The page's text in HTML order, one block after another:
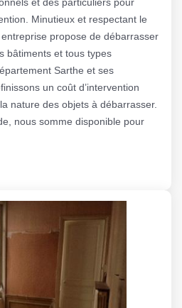
Minutieux et respectant le
propose de débarrasser
bâtiments et tous types
Sarthe et ses
un coût d’intervention
nature des objets à débarrasser.
nous somme disponible pour